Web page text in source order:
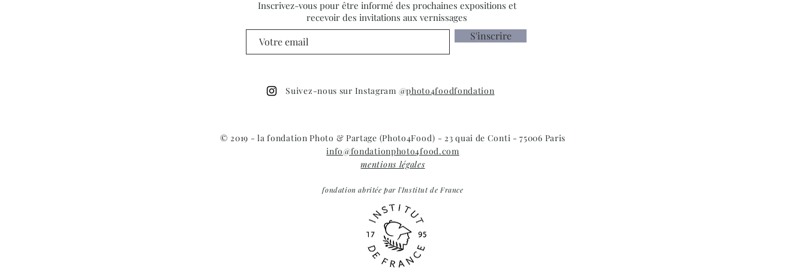
Inscrivez-vous pour être informé des prochaines expositions et
recevoir des invitations aux vernissages
S'inscrire
Suivez-nous sur Instagram @photo4foodfondation
© 2019 - la fondation Photo & Partage (Photo4Food) - 23 quai de Conti - 75006 Paris
info@fondationphoto4food.com
mentions légales
fondation abritée par l'Institut de France